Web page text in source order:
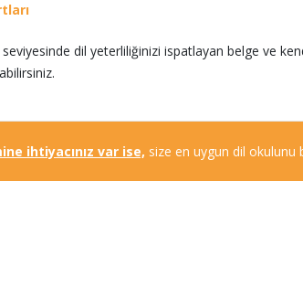
dil yeterliliğinizi ispatlayan belge ve
ihtiyacınız var ise, size en uygun dil okulunu